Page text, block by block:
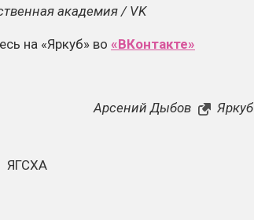
академия / VK
на «Яркуб» во «ВКонтакте»
Арсений Дыбов Яркуб
ЯГСХА